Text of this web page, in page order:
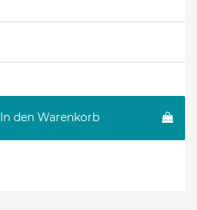
In den Warenkorb